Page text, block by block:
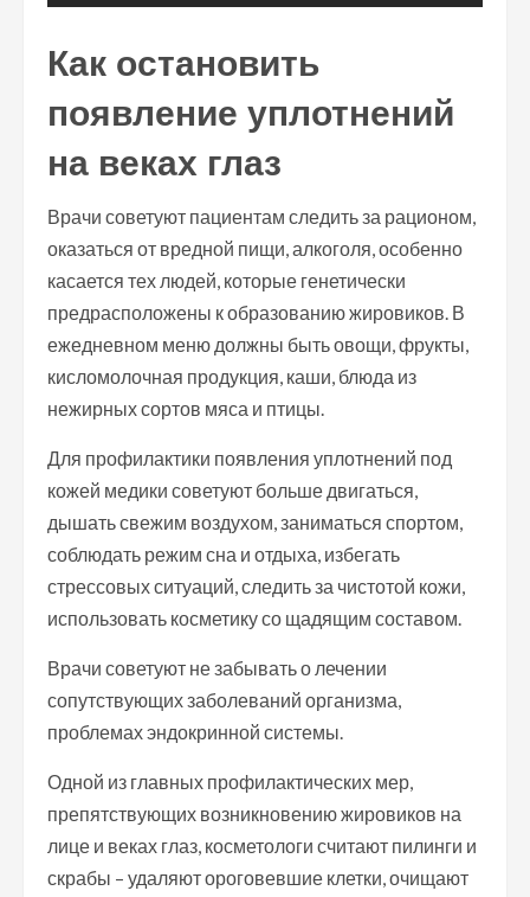
Как остановить
появление уплотнений
на веках глаз
Врачи советуют пациентам следить за рационом,
оказаться от вредной пищи, алкоголя, особенно
касается тех людей, которые генетически
предрасположены к образованию жировиков. В
ежедневном меню должны быть овощи, фрукты,
кисломолочная продукция, каши, блюда из
нежирных сортов мяса и птицы.
Для профилактики появления уплотнений под
кожей медики советуют больше двигаться,
дышать свежим воздухом, заниматься спортом,
соблюдать режим сна и отдыха, избегать
стрессовых ситуаций, следить за чистотой кожи,
использовать косметику со щадящим составом.
Врачи советуют не забывать о лечении
сопутствующих заболеваний организма,
проблемах эндокринной системы.
Одной из главных профилактических мер,
препятствующих возникновению жировиков на
лице и веках глаз, косметологи считают пилинги и
скрабы – удаляют ороговевшие клетки, очищают